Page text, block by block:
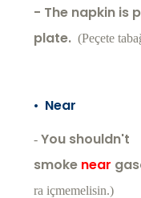
- The napkin is
plate. (Peçete
• Near
- You shouldn't
smoke near
ra içmemelisin.)